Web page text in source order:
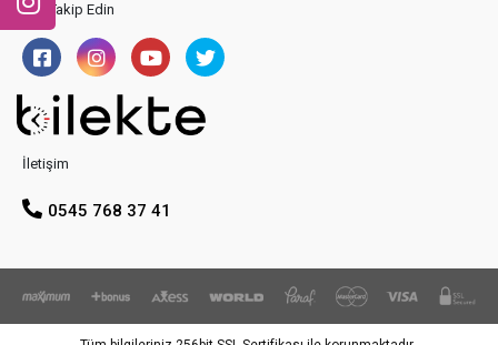
Bizi Takip Edin
İletişim
0545 768 37 41